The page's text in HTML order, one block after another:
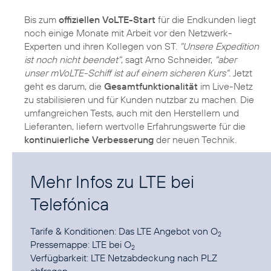
Bis zum offiziellen VoLTE-Start für die Endkunden liegt
noch einige Monate mit Arbeit vor den Netzwerk-
Experten und ihren Kollegen von ST. "Unsere Expedition
ist noch nicht beendet", sagt Arno Schneider, "aber
unser mVoLTE-Schiff ist auf einem sicheren Kurs". Jetzt
geht es darum, die Gesamtfunktionalität im Live-Netz
zu stabilisieren und für Kunden nutzbar zu machen. Die
umfangreichen Tests, auch mit den Herstellern und
Lieferanten, liefern wertvolle Erfahrungswerte für die
kontinuierliche Verbesserung der neuen Technik.
Mehr Infos zu LTE bei
Telefónica
Tarife & Konditionen: Das LTE Angebot von O2
Pressemappe: LTE bei O2
Verfügbarkeit: LTE Netzabdeckung nach PLZ